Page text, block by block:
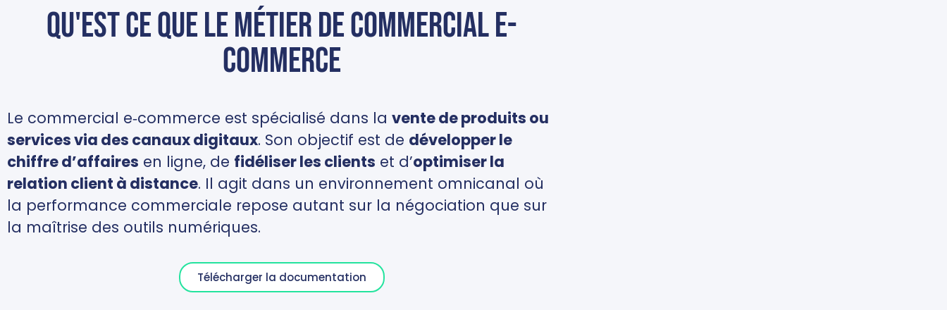
Qu'est ce que le métier de commercial e-
commerce
Le commercial e‑commerce est spécialisé dans la vente de produits ou
services via des canaux digitaux. Son objectif est de développer le
chiffre d’affaires en ligne, de fidéliser les clients et d’optimiser la
relation client à distance. Il agit dans un environnement omnicanal où
la performance commerciale repose autant sur la négociation que sur
la maîtrise des outils numériques.
Télécharger la documentation